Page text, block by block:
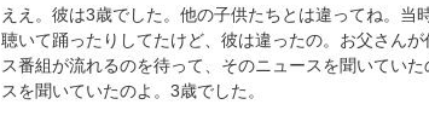
ええ。彼は3歳でした。他の子供たちとは違ってね。
聴いて踊ったりしてたけど、彼は違ったの。お父さん
ス番組が流れるのを待って、そのニュースを聞いてい
スを聞いていたのよ。3歳でした。